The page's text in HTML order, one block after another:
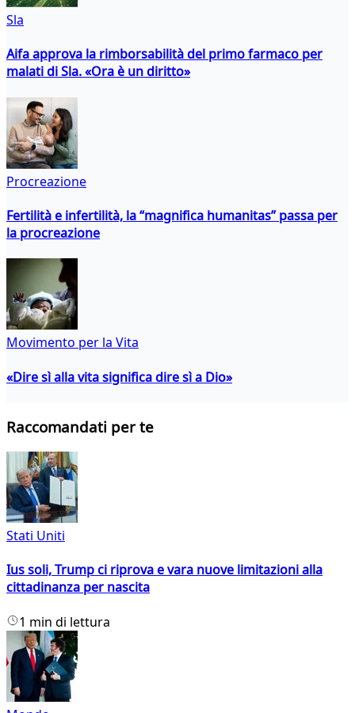
Sla
Aifa approva la rimborsabilità del primo farmaco per
malati di Sla. «Ora è un diritto»
Procreazione
Fertilità e infertilità, la “magnifica humanitas” passa per
la procreazione
Movimento per la Vita
«Dire sì alla vita significa dire sì a Dio»
Raccomandati per te
Stati Uniti
Ius soli, Trump ci riprova e vara nuove limitazioni alla
cittadinanza per nascita
1 min di lettura